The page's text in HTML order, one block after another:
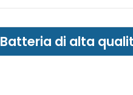
Batteria di alta